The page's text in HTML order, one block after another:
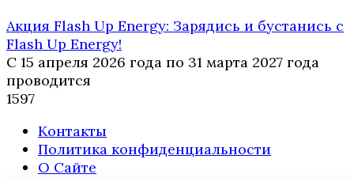
Акция Flash Up Energy: Зарядись и бустанись с
Flash Up Energy!
С 15 апреля 2026 года по 31 марта 2027 года
проводится
1597
Контакты
Политика конфиденциальности
О Сайте